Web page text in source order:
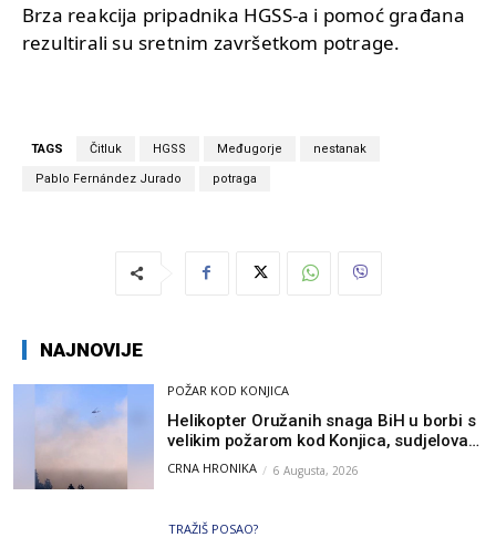
Brza reakcija pripadnika HGSS-a i pomoć građana
rezultirali su sretnim završetkom potrage.
TAGS Čitluk HGSS Međugorje nestanak
Pablo Fernández Jurado potraga
NAJNOVIJE
POŽAR KOD KONJICA
Helikopter Oružanih snaga BiH u borbi s
velikim požarom kod Konjica, sudjelovao
i Air Tractor
CRNA HRONIKA 6 Augusta, 2026
TRAŽIŠ POSAO?